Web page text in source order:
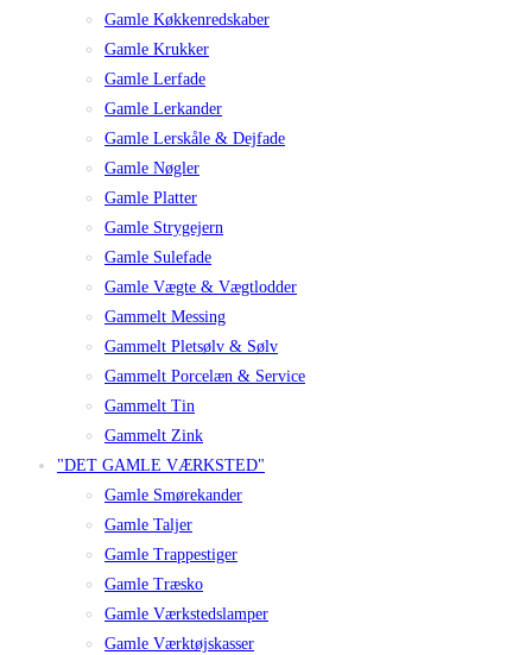
Gamle Køkkenredskaber
Gamle Krukker
Gamle Lerfade
Gamle Lerkander
Gamle Lerskåle & Dejfade
Gamle Nøgler
Gamle Platter
Gamle Strygejern
Gamle Sulefade
Gamle Vægte & Vægtlodder
Gammelt Messing
Gammelt Pletsølv & Sølv
Gammelt Porcelæn & Service
Gammelt Tin
Gammelt Zink
"DET GAMLE VÆRKSTED"
Gamle Smørekander
Gamle Taljer
Gamle Trappestiger
Gamle Træsko
Gamle Værkstedslamper
Gamle Værktøjskasser